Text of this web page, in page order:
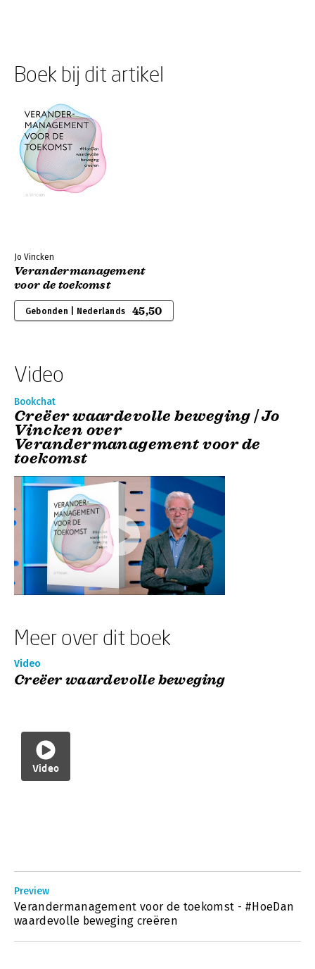
Boek bij dit artikel
Jo Vincken
Verandermanagement
voor de toekomst
Gebonden | Nederlands 45,50
Video
Bookchat
Creëer waardevolle beweging | Jo
Vincken over
Verandermanagement voor de
toekomst
Meer over dit boek
Video
Creëer waardevolle beweging
Video
Preview
Verandermanagement voor de toekomst - #HoeDan
waardevolle beweging creëren